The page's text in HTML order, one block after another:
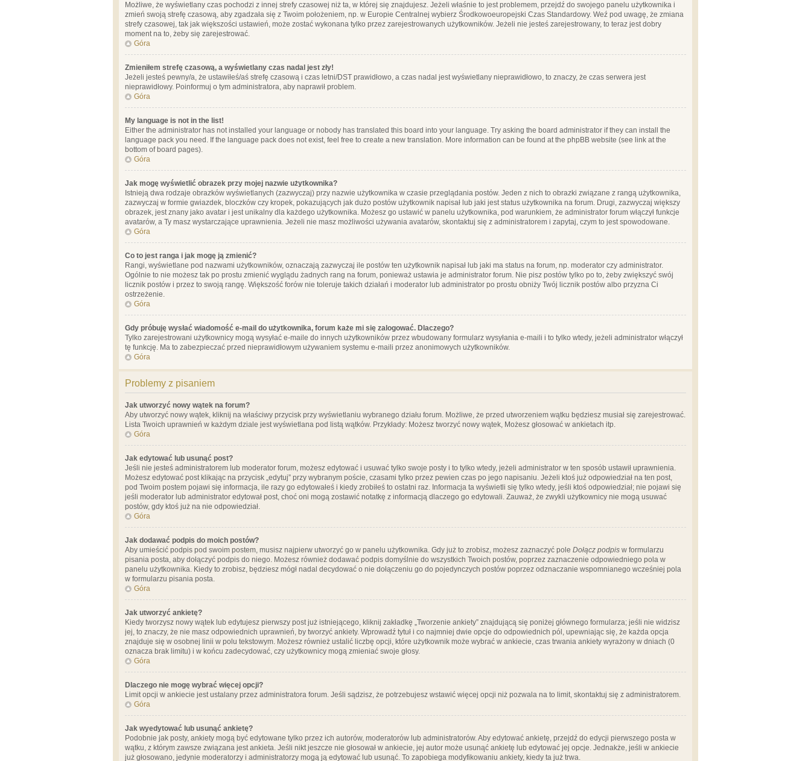
Możliwe, że wyświetlany czas pochodzi z innej strefy czasowej niż ta, w której się znajdujesz. Jeżeli właśnie to jest problemem, przejdź do swojego panelu użytkownika i
zmień swoją strefę czasową, aby zgadzała się z Twoim położeniem, np. w Europie Centralnej wybierz Środkowoeuropejski Czas Standardowy. Weź pod uwagę, że zmiana
strefy czasowej, tak jak większości ustawień, może zostać wykonana tylko przez zarejestrowanych użytkowników. Jeżeli nie jesteś zarejestrowany, to teraz jest dobry
moment na to, żeby się zarejestrować.
Góra
Zmieniłem strefę czasową, a wyświetlany czas nadal jest zły!
Jeżeli jesteś pewny/a, że ustawiłeś/aś strefę czasową i czas letni/DST prawidłowo, a czas nadal jest wyświetlany nieprawidłowo, to znaczy, że czas serwera jest
nieprawidłowy. Poinformuj o tym administratora, aby naprawił problem.
Góra
My language is not in the list!
Either the administrator has not installed your language or nobody has translated this board into your language. Try asking the board administrator if they can install the
language pack you need. If the language pack does not exist, feel free to create a new translation. More information can be found at the phpBB website (see link at the
bottom of board pages).
Góra
Jak mogę wyświetlić obrazek przy mojej nazwie użytkownika?
Istnieją dwa rodzaje obrazków wyświetlanych (zazwyczaj) przy nazwie użytkownika w czasie przeglądania postów. Jeden z nich to obrazki związane z rangą użytkownika,
zazwyczaj w formie gwiazdek, bloczków czy kropek, pokazujących jak dużo postów użytkownik napisał lub jaki jest status użytkownika na forum. Drugi, zazwyczaj większy
obrazek, jest znany jako avatar i jest unikalny dla każdego użytkownika. Możesz go ustawić w panelu użytkownika, pod warunkiem, że administrator forum włączył funkcje
avatarów, a Ty masz wystarczające uprawnienia. Jeżeli nie masz możliwości używania avatarów, skontaktuj się z administratorem i zapytaj, czym to jest spowodowane.
Góra
Co to jest ranga i jak mogę ją zmienić?
Rangi, wyświetlane pod nazwami użytkowników, oznaczają zazwyczaj ile postów ten użytkownik napisał lub jaki ma status na forum, np. moderator czy administrator.
Ogólnie to nie możesz tak po prostu zmienić wyglądu żadnych rang na forum, ponieważ ustawia je administrator forum. Nie pisz postów tylko po to, żeby zwiększyć swój
licznik postów i przez to swoją rangę. Większość forów nie toleruje takich działań i moderator lub administrator po prostu obniży Twój licznik postów albo przyzna Ci
ostrzeżenie.
Góra
Gdy próbuję wysłać wiadomość e-mail do użytkownika, forum każe mi się zalogować. Dlaczego?
Tylko zarejestrowani użytkownicy mogą wysyłać e-maile do innych użytkowników przez wbudowany formularz wysyłania e-maili i to tylko wtedy, jeżeli administrator włączył
tę funkcję. Ma to zabezpieczać przed nieprawidłowym używaniem systemu e-maili przez anonimowych użytkowników.
Góra
Problemy z pisaniem
Jak utworzyć nowy wątek na forum?
Aby utworzyć nowy wątek, kliknij na właściwy przycisk przy wyświetlaniu wybranego działu forum. Możliwe, że przed utworzeniem wątku będziesz musiał się zarejestrować.
Lista Twoich uprawnień w każdym dziale jest wyświetlana pod listą wątków. Przykłady: Możesz tworzyć nowy wątek, Możesz głosować w ankietach itp.
Góra
Jak edytować lub usunąć post?
Jeśli nie jesteś administratorem lub moderator forum, możesz edytować i usuwać tylko swoje posty i to tylko wtedy, jeżeli administrator w ten sposób ustawił uprawnienia.
Możesz edytować post klikając na przycisk „edytuj” przy wybranym poście, czasami tylko przez pewien czas po jego napisaniu. Jeżeli ktoś już odpowiedział na ten post,
pod Twoim postem pojawi się informacja, ile razy go edytowałeś i kiedy zrobiłeś to ostatni raz. Informacja ta wyświetli się tylko wtedy, jeśli ktoś odpowiedział; nie pojawi się
jeśli moderator lub administrator edytował post, choć oni mogą zostawić notatkę z informacją dlaczego go edytowali. Zauważ, że zwykli użytkownicy nie mogą usuwać
postów, gdy ktoś już na nie odpowiedział.
Góra
Jak dodawać podpis do moich postów?
Aby umieścić podpis pod swoim postem, musisz najpierw utworzyć go w panelu użytkownika. Gdy już to zrobisz, możesz zaznaczyć pole Dołącz podpis w formularzu
pisania posta, aby dołączyć podpis do niego. Możesz również dodawać podpis domyślnie do wszystkich Twoich postów, poprzez zaznaczenie odpowiedniego pola w
panelu użytkownika. Kiedy to zrobisz, będziesz mógł nadal decydować o nie dołączeniu go do pojedynczych postów poprzez odznaczanie wspomnianego wcześniej pola
w formularzu pisania posta.
Góra
Jak utworzyć ankietę?
Kiedy tworzysz nowy wątek lub edytujesz pierwszy post już istniejącego, kliknij zakładkę „Tworzenie ankiety” znajdującą się poniżej głównego formularza; jeśli nie widzisz
jej, to znaczy, że nie masz odpowiednich uprawnień, by tworzyć ankiety. Wprowadź tytuł i co najmniej dwie opcje do odpowiednich pól, upewniając się, że każda opcja
znajduje się w osobnej linii w polu tekstowym. Możesz również ustalić liczbę opcji, które użytkownik może wybrać w ankiecie, czas trwania ankiety wyrażony w dniach (0
oznacza brak limitu) i w końcu zadecydować, czy użytkownicy mogą zmieniać swoje głosy.
Góra
Dlaczego nie mogę wybrać więcej opcji?
Limit opcji w ankiecie jest ustalany przez administratora forum. Jeśli sądzisz, że potrzebujesz wstawić więcej opcji niż pozwala na to limit, skontaktuj się z administratorem.
Góra
Jak wyedytować lub usunąć ankietę?
Podobnie jak posty, ankiety mogą być edytowane tylko przez ich autorów, moderatorów lub administratorów. Aby edytować ankietę, przejdź do edycji pierwszego posta w
wątku, z którym zawsze związana jest ankieta. Jeśli nikt jeszcze nie głosował w ankiecie, jej autor może usunąć ankietę lub edytować jej opcje. Jednakże, jeśli w ankiecie
już głosowano, jedynie moderatorzy i administratorzy mogą ją edytować lub usunąć. To zapobiega modyfikowaniu ankiety, kiedy ta już trwa.